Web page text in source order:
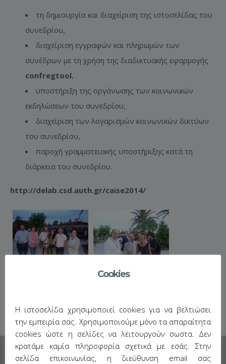
τη δημιουργία και διαχείριση της ιστοσελίδας του
συνεδρίου,
διαχείριση εγγραφών και πληρωμών των
συνέδρων με τη χρήση της διαδικτυακής εφαρμογής
confregtool,
υποστήριξη της οργάνωσης των κοινωνικών
εκδηλώσεων του συνεδρίου,
διαχείριση των λογαρισμών κοινωνικών δικτύων
του συνεδρίου,
παροχή γραμματειακής υποστήριξης κατά τη
διάρκεια του συνεδρίου.
http://delab.csd.auth.gr/caise2014/
Cookies
Η ιστοσελίδα χρησιμοποιεί cookies για να βελτιώσει
την εμπειρία σας. Χρησιμοποιούμε μόνο τα απαραίτητα
cookies ώστε η σελίδες να λειτουργούν σωστα. Δεν
κρατάμε καμία πληροφορία σχετικά με εσάς. Στην
σελίδα επικοινωνίας, η διεύθυνση email σας